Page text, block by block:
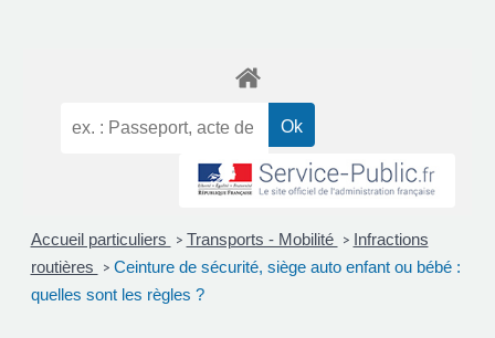
Accueil particuliers > Transports - Mobilité > Infractions
routières
> Ceinture de sécurité, siège auto enfant ou bébé :
quelles sont les règles ?